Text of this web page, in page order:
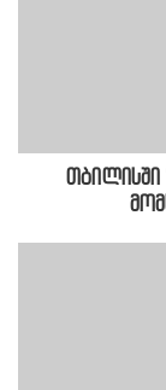
თბილისში